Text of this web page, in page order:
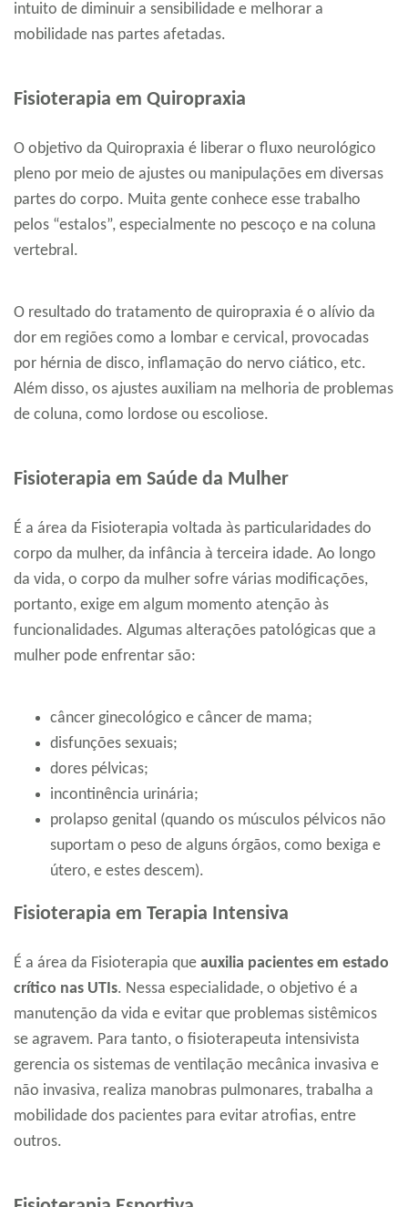
intuito de diminuir a sensibilidade e melhorar a
mobilidade nas partes afetadas.
Fisioterapia em Quiropraxia
O objetivo da Quiropraxia é liberar o fluxo neurológico
pleno por meio de ajustes ou manipulações em diversas
partes do corpo. Muita gente conhece esse trabalho
pelos “estalos”, especialmente no pescoço e na coluna
vertebral.
O resultado do tratamento de quiropraxia é o alívio da
dor em regiões como a lombar e cervical, provocadas
por hérnia de disco, inflamação do nervo ciático, etc.
Além disso, os ajustes auxiliam na melhoria de problemas
de coluna, como lordose ou escoliose.
Fisioterapia em Saúde da Mulher
É a área da Fisioterapia voltada às particularidades do
corpo da mulher, da infância à terceira idade. Ao longo
da vida, o corpo da mulher sofre várias modificações,
portanto, exige em algum momento atenção às
funcionalidades. Algumas alterações patológicas que a
mulher pode enfrentar são:
câncer ginecológico e câncer de mama;
disfunções sexuais;
dores pélvicas;
incontinência urinária;
prolapso genital (quando os músculos pélvicos não
suportam o peso de alguns órgãos, como bexiga e
útero, e estes descem).
Fisioterapia em Terapia Intensiva
É a área da Fisioterapia que auxilia pacientes em estado
crítico nas UTIs. Nessa especialidade, o objetivo é a
manutenção da vida e evitar que problemas sistêmicos
se agravem. Para tanto, o fisioterapeuta intensivista
gerencia os sistemas de ventilação mecânica invasiva e
não invasiva, realiza manobras pulmonares, trabalha a
mobilidade dos pacientes para evitar atrofias, entre
outros.